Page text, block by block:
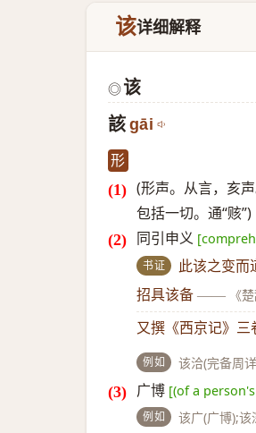
该详细解释
◎该
該 gāi
形
(形声。从言，亥
包括一切。通“赅”)
同引申义
书证 此该之变而
招具该备 —— 《
又撰《西京记》三
例如 该洽(完备周
广博 [(of a
例如
该广(广博);该